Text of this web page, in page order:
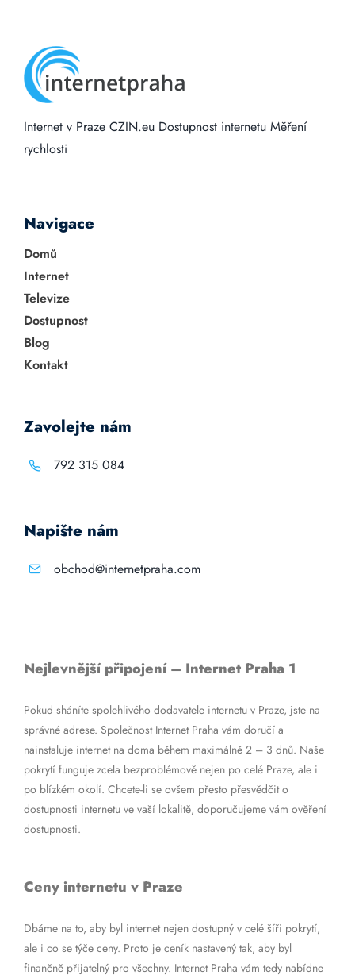
Internet v Praze CZIN.eu Dostupnost internetu Měření
rychlosti
Navigace
Domů
Internet
Televize
Dostupnost
Blog
Kontakt
Zavolejte nám
792 315 084
Napište nám
obchod@internetpraha.com
Nejlevnější připojení – Internet Praha 1
Pokud sháníte spolehlivého dodavatele internetu v Praze, jste na
správné adrese. Společnost Internet Praha vám doručí a
nainstaluje internet na doma během maximálně 2 – 3 dnů. Naše
pokrytí funguje zcela bezproblémově nejen po celé Praze, ale i
po blízkém okolí. Chcete-li se ovšem přesto přesvědčit o
dostupnosti internetu ve vaší lokalitě, doporučujeme vám ověření
dostupnosti.
Ceny internetu v Praze
Dbáme na to, aby byl internet nejen dostupný v celé šíři pokrytí,
ale i co se týče ceny. Proto je ceník nastavený tak, aby byl
finančně přijatelný pro všechny. Internet Praha vám tedy nabídne